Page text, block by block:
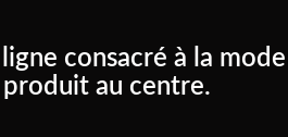
consacré à la mode
au centre.